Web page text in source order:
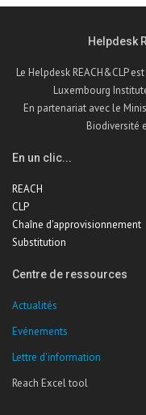
Helpdesk
Le Helpdesk REACH&CLP
Luxembourg
En partenariat avec le
Biodiversité
En un clic...
REACH
CLP
Chaîne d'approvisionnement
Substitution
Centre de ressources
Actualités
Evénements
Lettre d'information
Reach Excel tool